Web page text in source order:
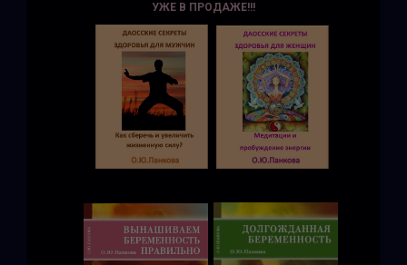
УЖЕ В ПРОДАЖЕ!!!